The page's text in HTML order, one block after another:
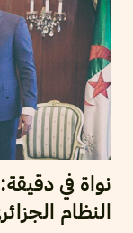
نواة في
النظام